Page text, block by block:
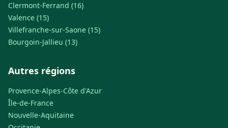
Clermont-Ferrand (16)
Valence (15)
Villefranche-sur-Saone (15)
Bourgoin-Jallieu (13)
Autres régions
Provence-Alpes-Côte d'Azur
Île-de-France
Nouvelle-Aquitaine